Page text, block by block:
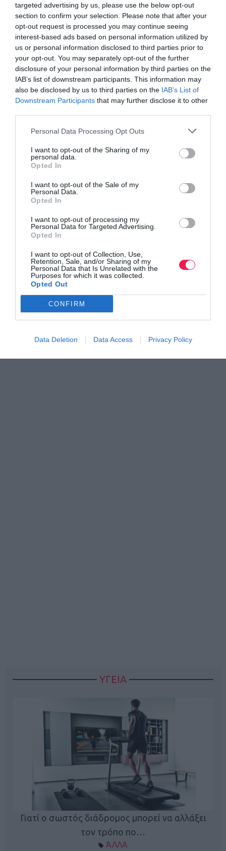
targeted advertising by us, please use the below opt-out
section to confirm your selection. Please note that after your
opt-out request is processed you may continue seeing
interest-based ads based on personal information utilized by
us or personal information disclosed to third parties prior to
your opt-out. You may separately opt-out of the further
disclosure of your personal information by third parties on the
IAB’s list of downstream participants. This information may
also be disclosed by us to third parties on the IAB’s List of
Downstream Participants that may further disclose it to other
Personal Data Processing Opt Outs
I want to opt-out of the Sharing of my
personal data.
Opted In
I want to opt-out of the Sale of my
Personal Data.
Opted In
I want to opt-out of processing my
Personal Data for Targeted Advertising.
Opted In
I want to opt-out of Collection, Use,
Retention, Sale, and/or Sharing of my
Personal Data that Is Unrelated with the
Purposes for which it was collected.
Opted Out
CONFIRM
Data Deletion Data Access Privacy Policy
Γίνε Συνδρομητής
Βρες το RUNNER!
ΥΓΕΙΑ
Γιατί ο σωστός διάδρομος μπορεί να αλλάξει
τον τρόπο πο…
ΆΛΛΑ